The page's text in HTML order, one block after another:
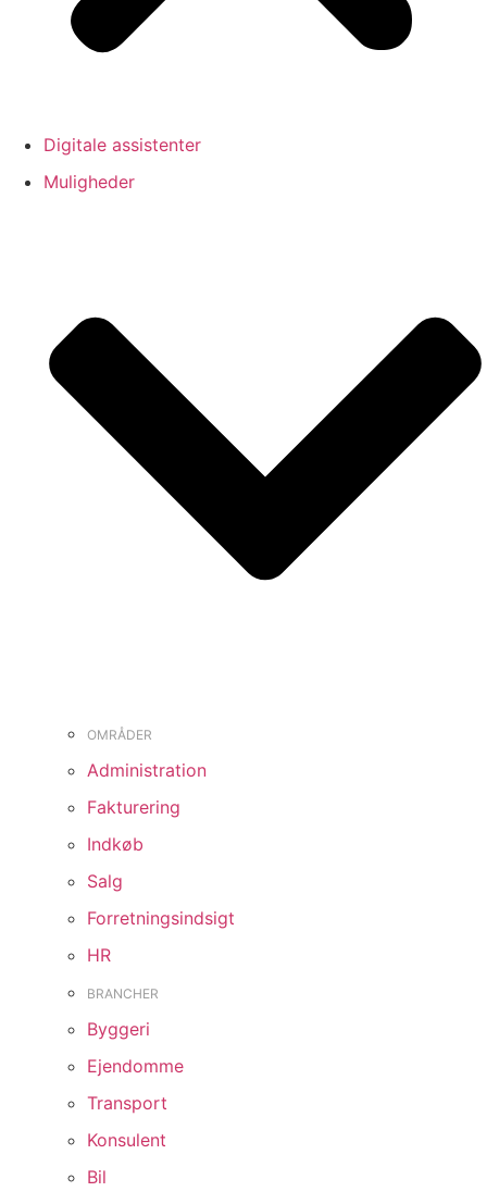
Digitale assistenter
Muligheder
OMRÅDER
Administration
Fakturering
Indkøb
Salg
Forretningsindsigt
HR
BRANCHER
Byggeri
Ejendomme
Transport
Konsulent
Bil